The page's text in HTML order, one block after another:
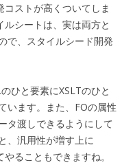
ストが高くついてしま
ルシートは、実は両方と
で、スタイルシード開発
ひと要素にXSLTのひと
います。また、FOの属性
タ渡しできるようにして
、汎用性が増す上に
ることもできますね。